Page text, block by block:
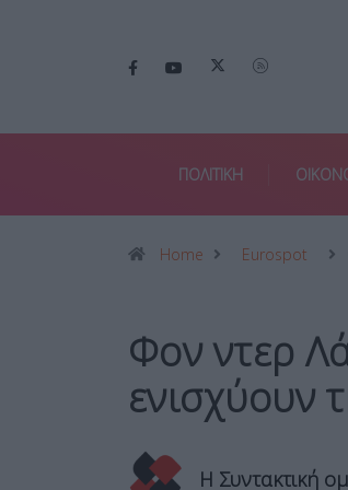
ΠΟΛΙΤΙΚΗ
Home Eurospot
Φον ντερ
ενισχύουν
Η Συντακτική